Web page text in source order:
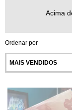
Acima
Ordenar por